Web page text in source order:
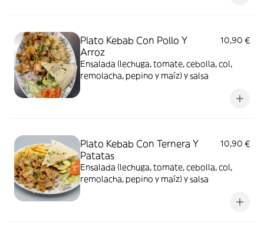
Plato Kebab Con Pollo Y
Arroz
10,90 €
Ensalada (lechuga, tomate, cebolla, col,
remolacha, pepino y maíz) y salsa
Plato Kebab Con Ternera Y
Patatas
10,90 €
Ensalada (lechuga, tomate, cebolla, col,
remolacha, pepino y maíz) y salsa